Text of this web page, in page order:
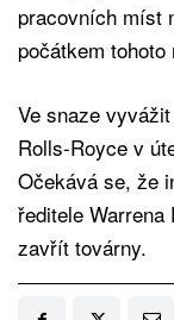
pracovních míst
počátkem tohoto
Ve snaze
Rolls-Royce v
Očekává se, že
ředitele
zavřít továrny.